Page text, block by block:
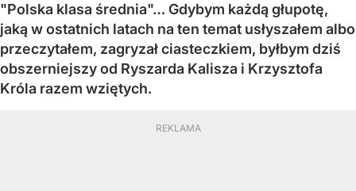
"Polska klasa średnia"… Gdybym każdą głupotę,
jaką w ostatnich latach na ten temat usłyszałem albo
przeczytałem, zagryzał ciasteczkiem, byłbym dziś
obszerniejszy od Ryszarda Kalisza i Krzysztofa
Króla razem wziętych.